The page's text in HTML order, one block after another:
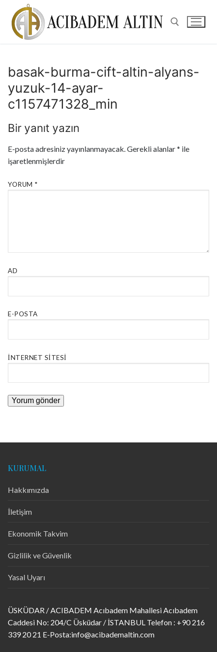
basak-burma-cift-altin-alyans-
yuzuk-14-ayar-
c1157471328_min
Bir yanıt yazın
E-posta adresiniz yayınlanmayacak.Gerekli alanlar* ile
işaretlenmişlerdir
YORUM *
AD
E-POSTA
İNTERNET SITESI
KURUMAL
Hakkımızda
İletişim
Ekonomik Takvim
Gizlilik ve Güvenlik
Yasal Uyarı
ÜSKÜDAR / ACIBADEM Acıbadem Mahallesi Acıbadem
Caddesi No: 204/C Üsküdar / İSTANBUL Telefon : +90 216
339 20 21 E-Posta:info@acibademaltin.com